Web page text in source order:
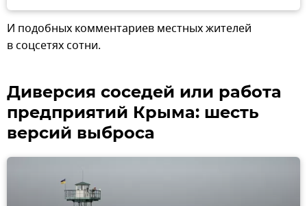
И подобных комментариев местных жителей
в соцсетях сотни.
Диверсия соседей или работа
предприятий Крыма: шесть
версий выброса